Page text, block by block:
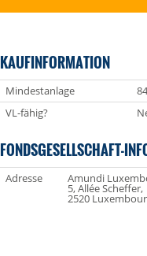
KAUFINFORMATION
Mindestanlage
VL-fähig?
FONDSGESELLSCHAFT-
Adresse Amundi
5, Allée Scheffer,
2520